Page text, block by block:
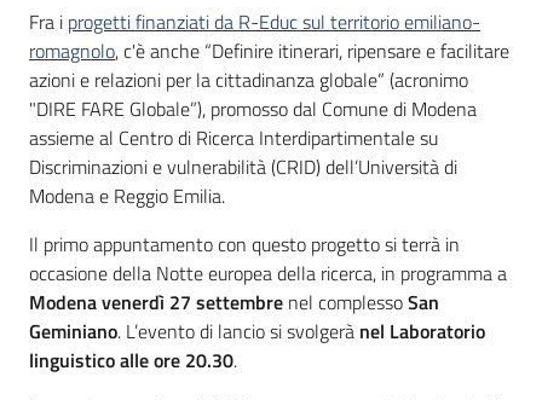
Introduzione
Fra i progetti finanziati da R-Educ sul territorio emiliano-
romagnolo, c'è anche “Definire itinerari, ripensare e facilitare
azioni e relazioni per la cittadinanza globale” (acronimo
"DIRE FARE Globale”), promosso dal Comune di Modena
assieme al Centro di Ricerca Interdipartimentale su
Discriminazioni e vulnerabilità (CRID) dell’Università di
Modena e Reggio Emilia.
Il primo appuntamento con questo progetto si terrà in
occasione della Notte europea della ricerca, in programma a
Modena venerdì 27 settembre nel complessoSan
Geminiano. L’evento di lancio si svolgerà nel Laboratorio
linguistico alle ore 20.30.